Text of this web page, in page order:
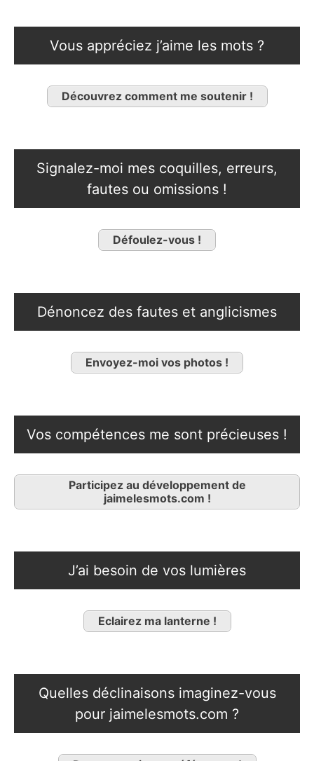
Vous appréciez j’aime les mots ?
Découvrez comment me soutenir !
Signalez-moi mes coquilles, erreurs,
fautes ou omissions !
Défoulez-vous !
Dénoncez des fautes et anglicismes
Envoyez-moi vos photos !
Vos compétences me sont précieuses !
Participez au développement de
jaimelesmots.com !
J’ai besoin de vos lumières
Eclairez ma lanterne !
Quelles déclinaisons imaginez-vous
pour jaimelesmots.com ?